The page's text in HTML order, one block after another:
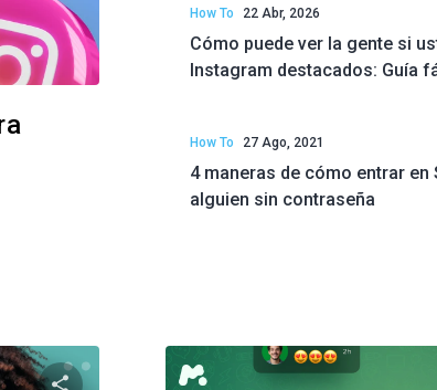
How To 22 Abr, 2026
Cómo puede ver la gente si
Instagram destacados: Guía
How To 27 Ago, 2021
4 maneras de cómo entrar en
alguien sin contraseña